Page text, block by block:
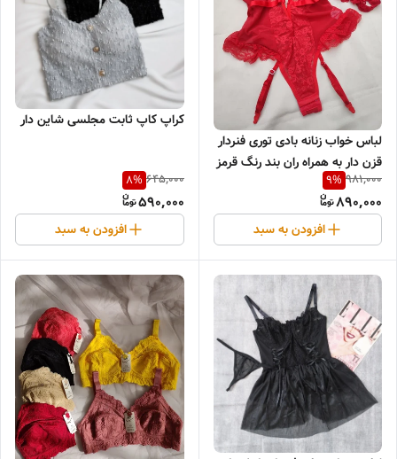
لباس خواب زنانه بادی توری فنردار
قزن دار به همراه ران بند رنگ قرمز
981,000
9%
890,000
افزودن به سبد
کراپ کاپ ثابت مجلسی شاین دار
645,000
8%
590,000
افزودن به سبد